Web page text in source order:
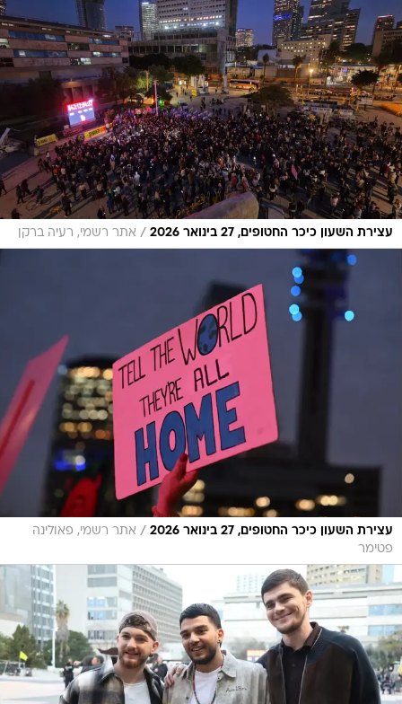
עצירת השעון כיכר החטופים, 27 בינואר 2026 / אתר רשמי, רעיה ברקן
עצירת השעון כיכר החטופים, 27 בינואר 2026 / אתר רשמי, פאולינה
פטימר